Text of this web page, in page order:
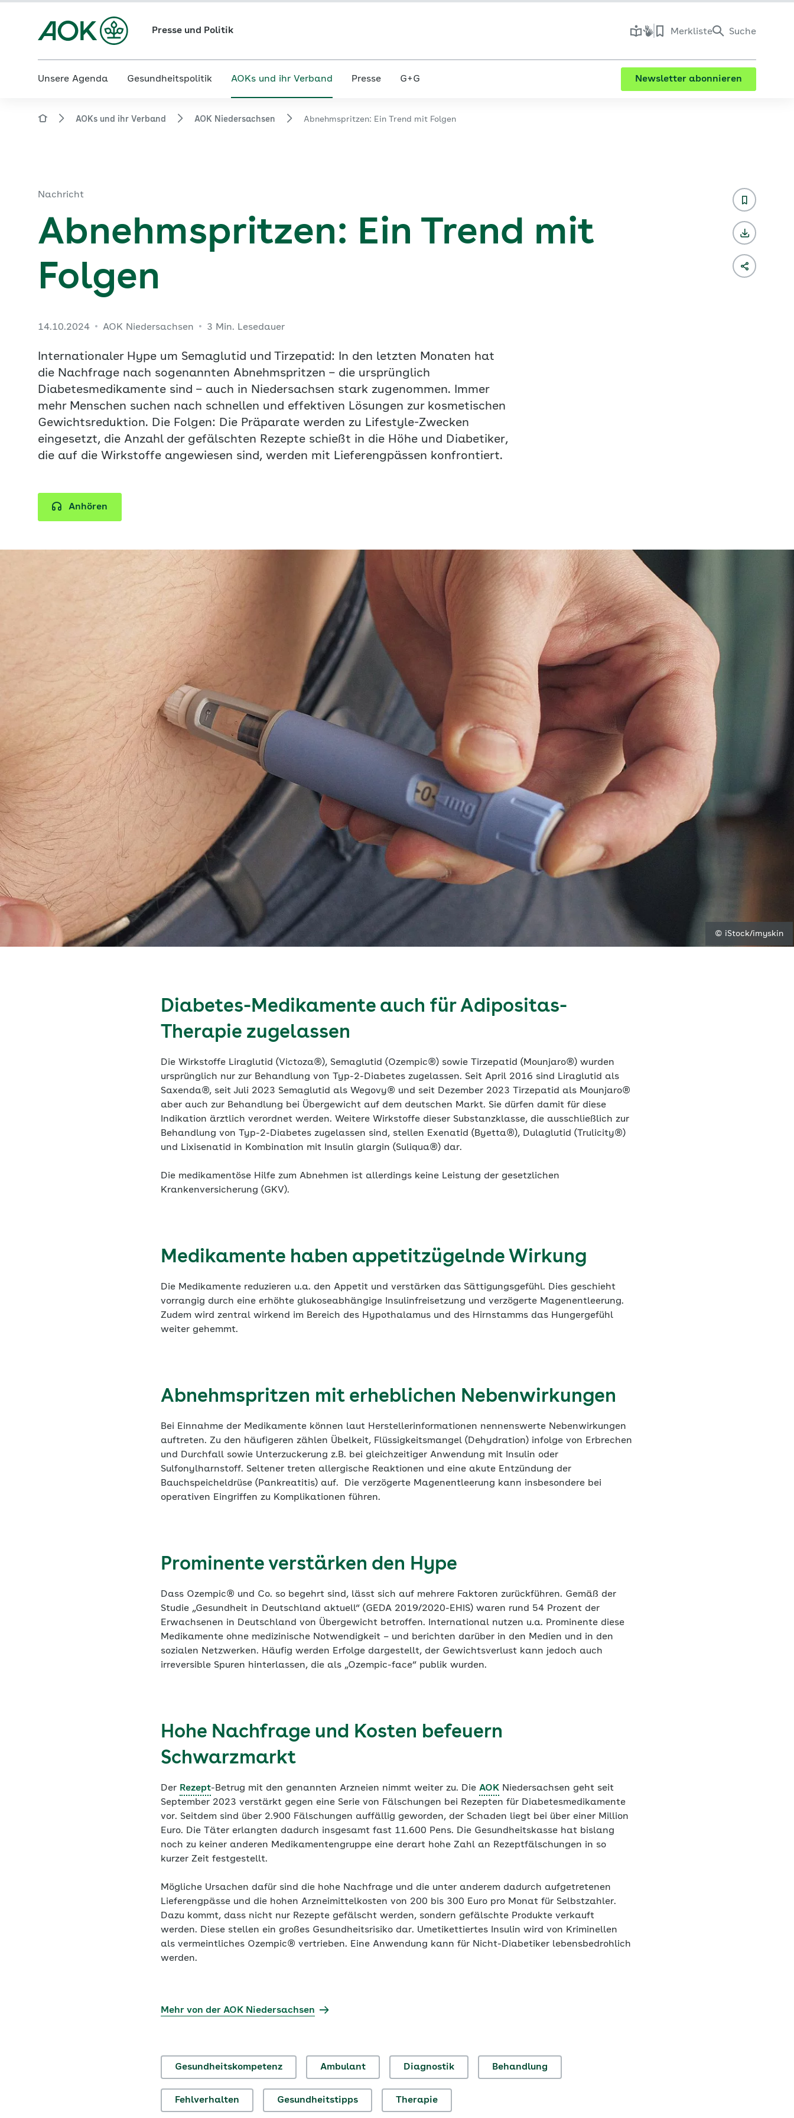
Presse und Politik Merkliste Suche
Unsere Agenda Gesundheitspolitik AOKs und ihr Verband Presse G+G Newsletter abonnieren
AOKs und ihr Verband AOK Niedersachsen Abnehmspritzen: Ein Trend mit Folgen
Nachricht
Abnehmspritzen: Ein Trend mit
Folgen
14.10.2024 AOK Niedersachsen 3 Min. Lesedauer
Internationaler Hype um Semaglutid und Tirzepatid: In den letzten Monaten hat
die Nachfrage nach sogenannten Abnehmspritzen – die ursprünglich
Diabetesmedikamente sind – auch in Niedersachsen stark zugenommen. Immer
mehr Menschen suchen nach schnellen und effektiven Lösungen zur kosmetischen
Gewichtsreduktion. Die Folgen: Die Präparate werden zu Lifestyle-Zwecken
eingesetzt, die Anzahl der gefälschten Rezepte schießt in die Höhe und Diabetiker,
die auf die Wirkstoffe angewiesen sind, werden mit Lieferengpässen konfrontiert.
Anhören
© iStock/imyskin
Diabetes-Medikamente auch für Adipositas-
Therapie zugelassen
Die Wirkstoffe Liraglutid (Victoza®), Semaglutid (Ozempic®) sowie Tirzepatid (Mounjaro®) wurden
ursprünglich nur zur Behandlung von Typ-2-Diabetes zugelassen. Seit April 2016 sind Liraglutid als
Saxenda®, seit Juli 2023 Semaglutid als Wegovy® und seit Dezember 2023 Tirzepatid als Mounjaro®
aber auch zur Behandlung bei Übergewicht auf dem deutschen Markt. Sie dürfen damit für diese
Indikation ärztlich verordnet werden. Weitere Wirkstoffe dieser Substanzklasse, die ausschließlich zur
Behandlung von Typ-2-Diabetes zugelassen sind, stellen Exenatid (Byetta®), Dulaglutid (Trulicity®)
und Lixisenatid in Kombination mit Insulin glargin (Suliqua®) dar.
Die medikamentöse Hilfe zum Abnehmen ist allerdings keine Leistung der gesetzlichen
Krankenversicherung (GKV).
Medikamente haben appetitzügelnde Wirkung
Die Medikamente reduzieren u.a. den Appetit und verstärken das Sättigungsgefühl. Dies geschieht
vorrangig durch eine erhöhte glukoseabhängige Insulinfreisetzung und verzögerte Magenentleerung.
Zudem wird zentral wirkend im Bereich des Hypothalamus und des Hirnstamms das Hungergefühl
weiter gehemmt.
Abnehmspritzen mit erheblichen Nebenwirkungen
Bei Einnahme der Medikamente können laut Herstellerinformationen nennenswerte Nebenwirkungen
auftreten. Zu den häufigeren zählen Übelkeit, Flüssigkeitsmangel (Dehydration) infolge von Erbrechen
und Durchfall sowie Unterzuckerung z.B. bei gleichzeitiger Anwendung mit Insulin oder
Sulfonylharnstoff. Seltener treten allergische Reaktionen und eine akute Entzündung der
Bauchspeicheldrüse (Pankreatitis) auf. Die verzögerte Magenentleerung kann insbesondere bei
operativen Eingriffen zu Komplikationen führen.
Prominente verstärken den Hype
Dass Ozempic® und Co. so begehrt sind, lässt sich auf mehrere Faktoren zurückführen. Gemäß der
Studie „Gesundheit in Deutschland aktuell“ (GEDA 2019/2020-EHIS) waren rund 54 Prozent der
Erwachsenen in Deutschland von Übergewicht betroffen. International nutzen u.a. Prominente diese
Medikamente ohne medizinische Notwendigkeit – und berichten darüber in den Medien und in den
sozialen Netzwerken. Häufig werden Erfolge dargestellt, der Gewichtsverlust kann jedoch auch
irreversible Spuren hinterlassen, die als „Ozempic-face“ publik wurden.
Hohe Nachfrage und Kosten befeuern
Schwarzmarkt
Der Rezept-Betrug mit den genannten Arzneien nimmt weiter zu. Die AOK Niedersachsen geht seit
September 2023 verstärkt gegen eine Serie von Fälschungen bei Rezepten für Diabetesmedikamente
vor. Seitdem sind über 2.900 Fälschungen auffällig geworden, der Schaden liegt bei über einer Million
Euro. Die Täter erlangten dadurch insgesamt fast 11.600 Pens. Die Gesundheitskasse hat bislang
noch zu keiner anderen Medikamentengruppe eine derart hohe Zahl an Rezeptfälschungen in so
kurzer Zeit festgestellt.
Mögliche Ursachen dafür sind die hohe Nachfrage und die unter anderem dadurch aufgetretenen
Lieferengpässe und die hohen Arzneimittelkosten von 200 bis 300 Euro pro Monat für Selbstzahler.
Dazu kommt, dass nicht nur Rezepte gefälscht werden, sondern gefälschte Produkte verkauft
werden. Diese stellen ein großes Gesundheitsrisiko dar. Umetikettiertes Insulin wird von Kriminellen
als vermeintliches Ozempic® vertrieben. Eine Anwendung kann für Nicht-Diabetiker lebensbedrohlich
werden.
Mehr von der AOK Niedersachsen
Gesundheitskompetenz Ambulant Diagnostik Behandlung
Fehlverhalten Gesundheitstipps Therapie